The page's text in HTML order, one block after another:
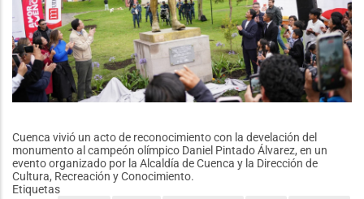
Cuenca vivió un acto de reconocimiento con la develación del
monumento al campeón olímpico Daniel Pintado Álvarez, en un
evento organizado por la Alcaldía de Cuenca y la Dirección de
Cultura, Recreación y Conocimiento.
Etiquetas